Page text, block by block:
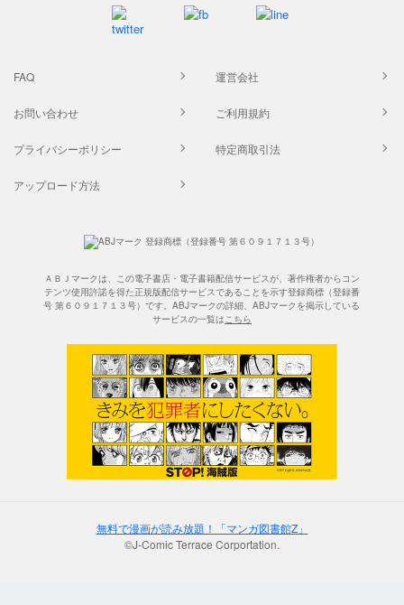
FAQ 運営会社
お問い合わせ ご利用規約
プライバシーポリシー 特定商取引法
アップロード方法
ＡＢＪマークは、この電子書店・電子書籍配信サービスが、著作権者からコン
テンツ使用許諾を得た正規版配信サービスであることを示す登録商標（登録番
号 第６０９１７１３号）です。ABJマークの詳細、ABJマークを掲示している
サービスの一覧はこちら
無料で漫画が読み放題！「マンガ図書館Z」
©J-Comic Terrace Corportation.